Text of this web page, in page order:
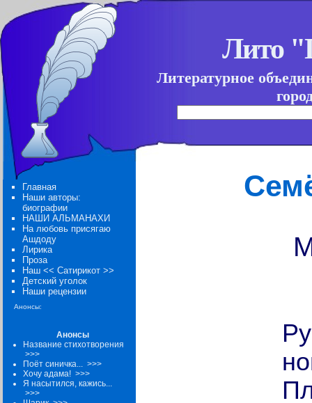
Лито
Литературное
Главная
Наши авторы:
биографии
НАШИ АЛЬМАНАХИ
На любовь присягаю
Ашдоду
Лирика
Проза
Наш << Сатирикот >>
Детский уголок
Наши рецензии
Анонсы:
Анонсы
Название стихотворения
>>>
Поёт синичка... >>>
Хочу адама! >>>
Я насытился, кажись...
>>>